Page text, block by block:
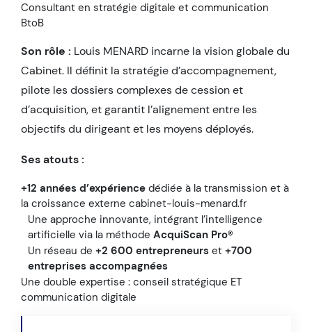
Consultant en stratégie digitale et communication
BtoB
Son rôle : Louis MENARD incarne la vision globale du
Cabinet. Il définit la stratégie d’accompagnement,
pilote les dossiers complexes de cession et
d’acquisition, et garantit l’alignement entre les
objectifs du dirigeant et les moyens déployés.
Ses atouts :
+12 années d’expérience dédiée à la transmission et à
la croissance externe cabinet-louis-menard.fr
Une approche innovante, intégrant l’intelligence
artificielle via la méthode AcquiScan Pro®
Un réseau de +2 600 entrepreneurs et +700
entreprises accompagnées
Une double expertise : conseil stratégique ET
communication digitale